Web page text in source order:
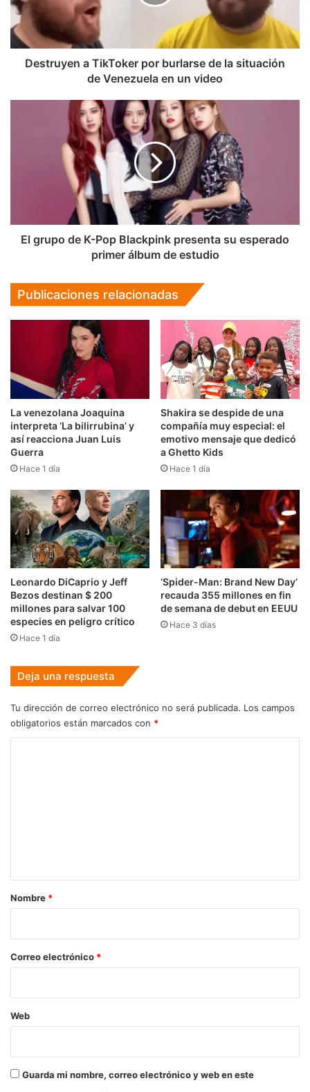
de
la
situación
de
Venezuela
Destruyen a TikToker por burlarse de la situación
de Venezuela en un video
esperado
primer
estudio
El grupo de K-Pop Blackpink presenta su esperado
primer álbum de estudio
Publicaciones relacionadas
La venezolana Joaquina
interpreta ‘La bilirrubina’ y
así reacciona Juan Luis
Guerra
Hace 1 día
Shakira se despide de una
compañía muy especial: el
emotivo mensaje que dedicó
a Ghetto Kids
Hace 1 día
Leonardo DiCaprio y Jeff
Bezos destinan $ 200
millones para salvar 100
especies en peligro crítico
Hace 1 día
‘Spider-Man: Brand New Day’
recauda 355 millones en fin
de semana de debut en EEUU
Hace 3 días
Deja una respuesta
Tu dirección de correo electrónico no será publicada. Los campos
obligatorios están marcados con *
r
*
Nombre *
Correo electrónico *
Web
Guarda mi nombre, correo electrónico y web en este